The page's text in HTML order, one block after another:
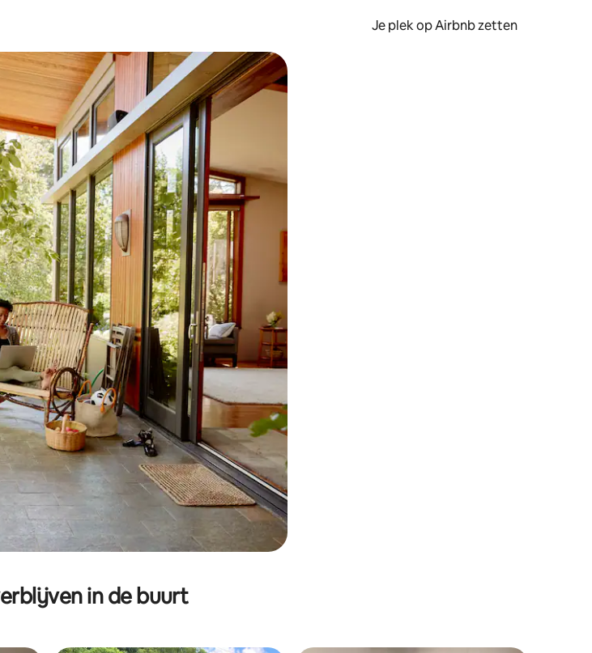
Je plek op Airbnb zetten
omhoog en omlaag, óf door te tikken of swipen.
in de buurt